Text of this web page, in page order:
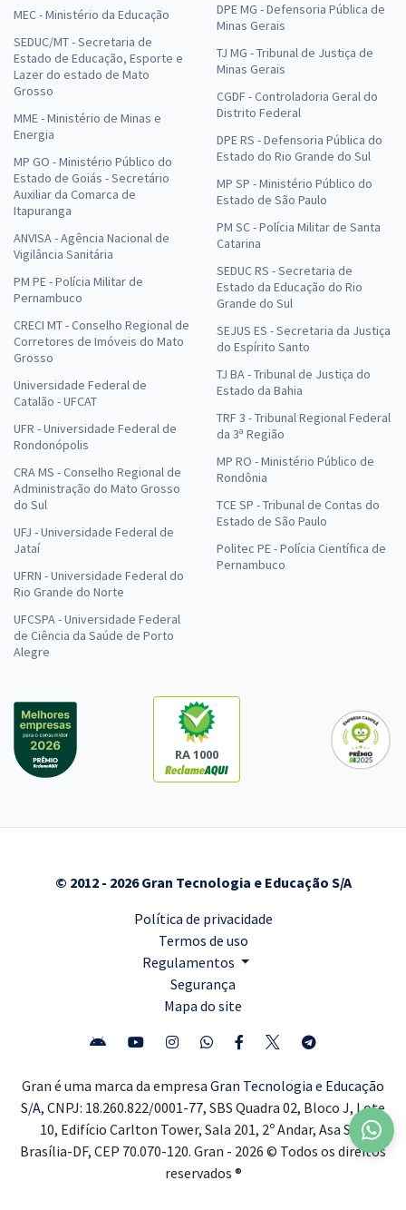
MEC - Ministério da Educação
SEDUC/MT - Secretaria de
Estado de Educação, Esporte e
Lazer do estado de Mato
Grosso
MME - Ministério de Minas e
Energia
MP GO - Ministério Público do
Estado de Goiás - Secretário
Auxiliar da Comarca de
Itapuranga
ANVISA - Agência Nacional de
Vigilância Sanitária
PM PE - Polícia Militar de
Pernambuco
CRECI MT - Conselho Regional de
Corretores de Imóveis do Mato
Grosso
Universidade Federal de
Catalão - UFCAT
UFR - Universidade Federal de
Rondonópolis
CRA MS - Conselho Regional de
Administração do Mato Grosso
do Sul
UFJ - Universidade Federal de
Jataí
UFRN - Universidade Federal do
Rio Grande do Norte
UFCSPA - Universidade Federal
de Ciência da Saúde de Porto
Alegre
DPE MG - Defensoria Pública de
Minas Gerais
TJ MG - Tribunal de Justiça de
Minas Gerais
CGDF - Controladoria Geral do
Distrito Federal
DPE RS - Defensoria Pública do
Estado do Rio Grande do Sul
MP SP - Ministério Público do
Estado de São Paulo
PM SC - Polícia Militar de Santa
Catarina
SEDUC RS - Secretaria de
Estado da Educação do Rio
Grande do Sul
SEJUS ES - Secretaria da Justiça
do Espírito Santo
TJ BA - Tribunal de Justiça do
Estado da Bahia
TRF 3 - Tribunal Regional Federal
da 3ª Região
MP RO - Ministério Público de
Rondônia
TCE SP - Tribunal de Contas do
Estado de São Paulo
Politec PE - Polícia Científica de
Pernambuco
RA 1000
© 2012 - 2026 Gran Tecnologia e Educação S/A
Política de privacidade
Termos de uso
Regulamentos
Segurança
Mapa do site
Gran é uma marca da empresa Gran Tecnologia e Educação
S/A, CNPJ: 18.260.822/0001-77, SBS Quadra 02, Bloco J, Lote
10, Edifício Carlton Tower, Sala 201, 2º Andar, Asa Sul,
Brasília-DF, CEP 70.070-120. Gran - 2026 © Todos os direitos
reservados ®